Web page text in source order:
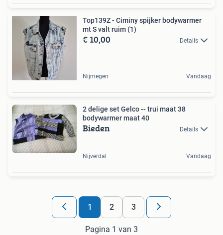
Top139Z - Ciminy spijker bodywarmer
mt S valt ruim (1)
€ 10,00 Details
Nijmegen Vandaag
2 delige set Gelco -- trui maat 38
bodywarmer maat 40
Bieden Details
Nijverdal Vandaag
1 2 3
Pagina 1 van 3